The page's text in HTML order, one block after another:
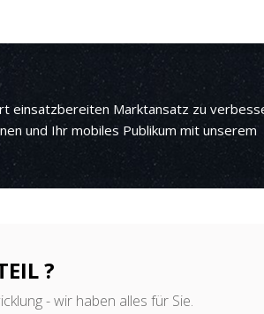
einsatzbereiten Marktansatz zu
und Ihr mobiles Publikum mit unserem
?
- wir haben alles für Sie.